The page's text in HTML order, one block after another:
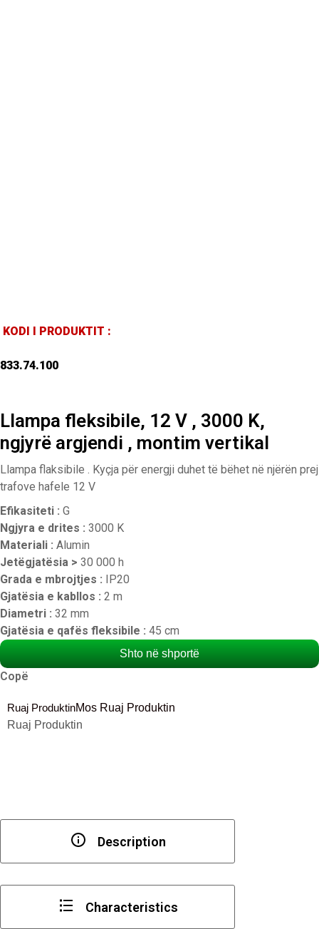
KODI I PRODUKTIT :
833.74.100
Llampa fleksibile, 12 V , 3000 K,
ngjyrë argjendi , montim vertikal
Llampa flaksibile . Kyçja për energji duhet të bëhet në njërën prej
trafove hafele 12 V
Efikasiteti : G
Ngjyra e drites : 3000 K
Materiali : Alumin
Jetëgjatësia > 30 000 h
Grada e mbrojtjes : IP20
Gjatësia e kabllos : 2 m
Diametri : 32 mm
Gjatësia e qafës fleksibile : 45 cm
Shto në shportë
Copë
Ruaj ProduktinMos Ruaj Produktin
Ruaj Produktin
Description
Characteristics